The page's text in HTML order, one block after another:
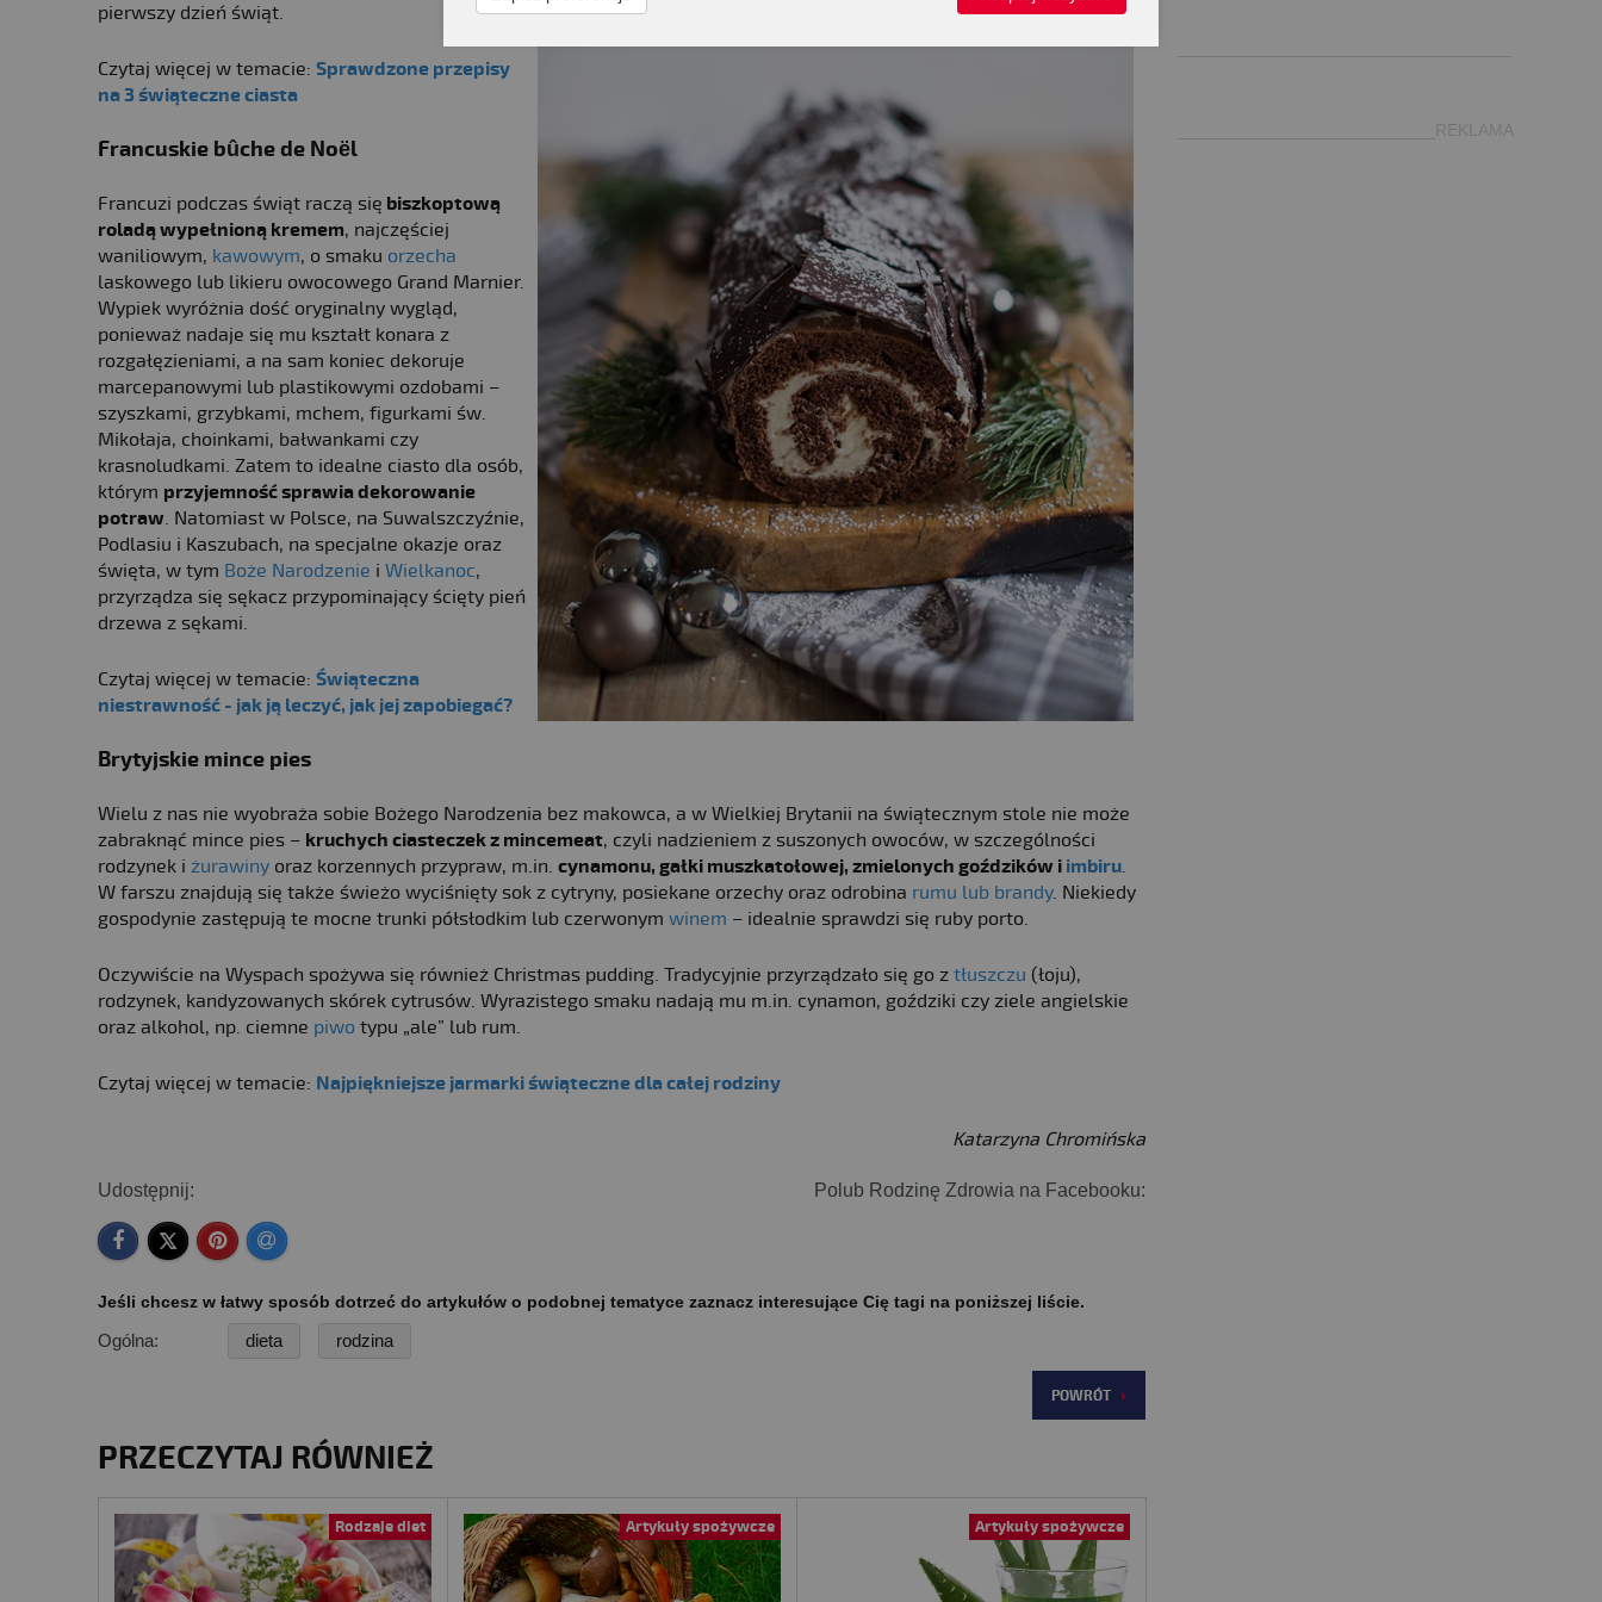
pierwszy dzień świąt.
Czytaj więcej w temacie: Sprawdzone przepisy
na 3 świąteczne ciasta
Francuskie bûche de Noël
Francuzi podczas świąt raczą się biszkoptową
roladą wypełnioną kremem, najczęściej
waniliowym, kawowym, o smaku orzecha
laskowego lub likieru owocowego Grand Marnier.
Wypiek wyróżnia dość oryginalny wygląd,
ponieważ nadaje się mu kształt konara z
rozgałęzieniami, a na sam koniec dekoruje
marcepanowymi lub plastikowymi ozdobami –
szyszkami, grzybkami, mchem, figurkami św.
Mikołaja, choinkami, bałwankami czy
krasnoludkami. Zatem to idealne ciasto dla osób,
którym przyjemność sprawia dekorowanie
potraw. Natomiast w Polsce, na Suwalszczyźnie,
Podlasiu i Kaszubach, na specjalne okazje oraz
święta, w tym Boże Narodzenie i Wielkanoc,
przyrządza się sękacz przypominający ścięty pień
drzewa z sękami.
Czytaj więcej w temacie: Świąteczna
niestrawność - jak ją leczyć, jak jej zapobiegać?
Brytyjskie mince pies
Wielu z nas nie wyobraża sobie Bożego Narodzenia bez makowca, a w Wielkiej Brytanii na świątecznym stole nie może
zabraknąć mince pies – kruchych ciasteczek z mincemeat, czyli nadzieniem z suszonych owoców, w szczególności
rodzynek i żurawiny oraz korzennych przypraw, m.in. cynamonu, gałki muszkatołowej, zmielonych goździków i imbiru.
W farszu znajdują się także świeżo wyciśnięty sok z cytryny, posiekane orzechy oraz odrobina rumu lub brandy. Niekiedy
gospodynie zastępują te mocne trunki półsłodkim lub czerwonym winem – idealnie sprawdzi się ruby porto.
Oczywiście na Wyspach spożywa się również Christmas pudding. Tradycyjnie przyrządzało się go z tłuszczu (łoju),
rodzynek, kandyzowanych skórek cytrusów. Wyrazistego smaku nadają mu m.in. cynamon, goździki czy ziele angielskie
oraz alkohol, np. ciemne piwo typu „ale” lub rum.
Czytaj więcej w temacie: Najpiękniejsze jarmarki świąteczne dla całej rodziny
Katarzyna Chromińska
Udostępnij: Polub Rodzinę Zdrowia na Facebooku:
Jeśli chcesz w łatwy sposób dotrzeć do artykułów o podobnej tematyce zaznacz interesujące Cię tagi na poniższej liście.
Ogólna: dieta rodzina
POWRÓT
PRZECZYTAJ RÓWNIEŻ
Rodzaje diet Artykuły spożywcze Artykuły spożywcze
___________________________REKLAMA